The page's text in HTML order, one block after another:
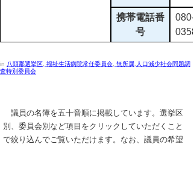
携帯電話番
号
0358
in 八頭郡選挙区 福祉生活病院常任委員会 無所属 人口減少社会問題調
査特別委員会
議員の名簿を五十音順に掲載しています。選挙区
別、委員会別など項目をクリックしていただくこと
で絞り込んでご覧いただけます。なお、議員の希望